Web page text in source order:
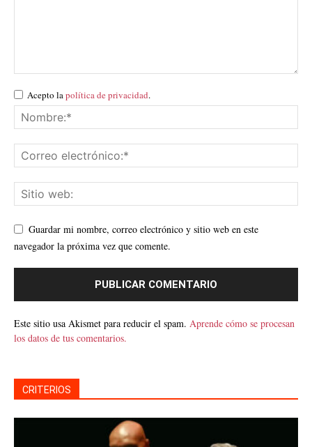
Acepto lapolítica de privacidad.
Guardar mi nombre, correo electrónico y sitio web en este
navegador la próxima vez que comente.
Este sitio usa Akismet para reducir el spam. Aprende cómo se procesan
los datos de tus comentarios.
CRITERIOS